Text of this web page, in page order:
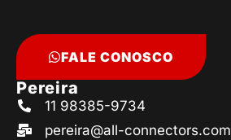
FALE CONOSCO
Pereira
11 98385-9734
pereira@all-connectors.com